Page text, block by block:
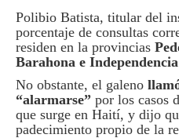
Polibio Batista, titular del
porcentaje de consultas
residen en la provincias
Barahona e Independencia
No obstante, el galeno
“alarmarse” por los casos
que surge en Haití, y dijo
padecimiento propio de la